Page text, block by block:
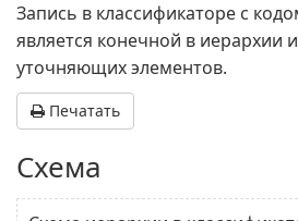
Запись в классификаторе с
является конечной в иерархии
уточняющих элементов.
Печатать
Схема